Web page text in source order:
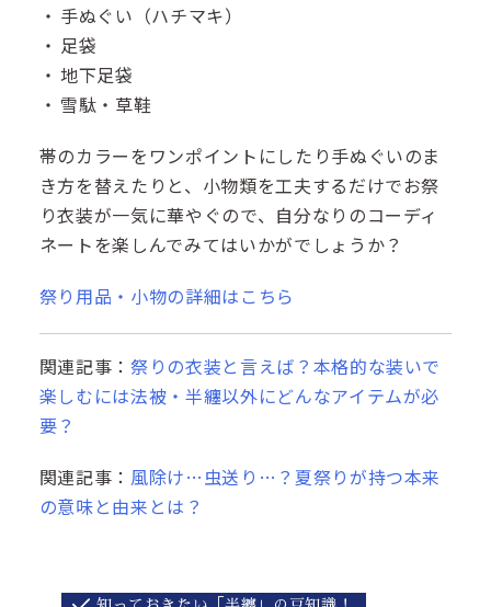
手ぬぐい（ハチマキ）
足袋
地下足袋
雪駄・草鞋
帯のカラーをワンポイントにしたり手ぬぐいのま
き方を替えたりと、小物類を工夫するだけでお祭
り衣装が一気に華やぐので、自分なりのコーディ
ネートを楽しんでみてはいかがでしょうか？
祭り用品・小物の詳細はこちら
関連記事：祭りの衣装と言えば？本格的な装いで
楽しむには法被・半纏以外にどんなアイテムが必
要？
関連記事： 風除け…虫送り…？夏祭りが持つ本来
の意味と由来とは？